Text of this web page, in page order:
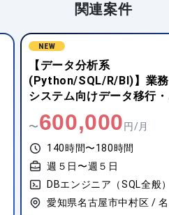
関連案件
NEW
【データ分析系
(Python/SQL/R/BI)】業務
システム向けデータ移行・
調査分析
〜600,000 円/月
140時間〜180時間
週５日〜週５日
DBエンジニア（SQL全般）